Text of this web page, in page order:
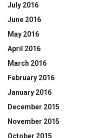
July 2016
June 2016
May 2016
April 2016
March 2016
February 2016
January 2016
December 2015
November 2015
October 2015